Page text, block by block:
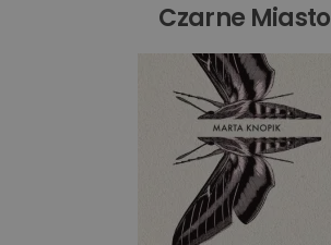
Czarne Miasto